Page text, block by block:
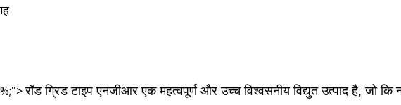
रॉड ग्रिड टाइप एनजीआर एक महत्वपूर्ण और उच्च विश्वसनीय विद्युत उत्पाद है, जो